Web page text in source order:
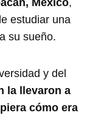
México,
estudiar una
su sueño.
y del
la llevaron a
cómo era